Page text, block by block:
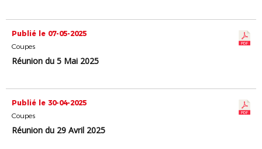
Publié le 07-05-2025
Coupes
Réunion du 5 Mai 2025
Publié le 30-04-2025
Coupes
Réunion du 29 Avril 2025